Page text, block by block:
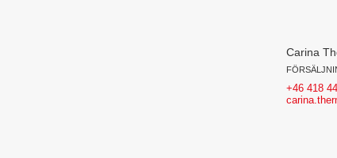
Carina
+46 418